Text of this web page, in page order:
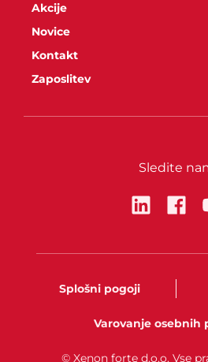
Akcije
Novice
Kontakt
Zaposlitev
Sledite
Splošni pogoji
Varovanje osebnih
© Xenon forte d.o.o. Vse